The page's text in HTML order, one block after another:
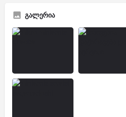
გალერია